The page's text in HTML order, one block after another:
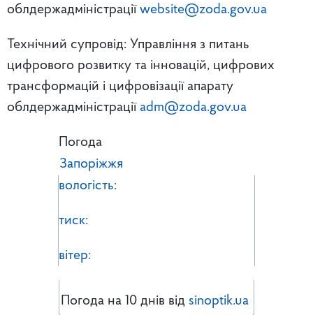
облдержадміністрації website@zoda.gov.ua
Технічний супровід: Управління з питань
цифрового розвитку та інновацій, цифрових
трансформацій і цифровізації апарату
облдержадміністрації adm@zoda.gov.ua
Погода
Запоріжжя
вологість:
тиск:
вітер:
Погода на 10 днів від sinoptik.ua